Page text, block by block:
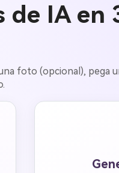
de IA en
foto (opcional), pega